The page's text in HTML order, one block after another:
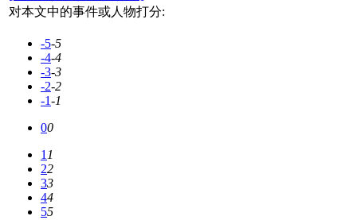
对本文中的事件或人物打分:
-5-5
-4-4
-3-3
-2-2
-1-1
00
11
22
33
44
55